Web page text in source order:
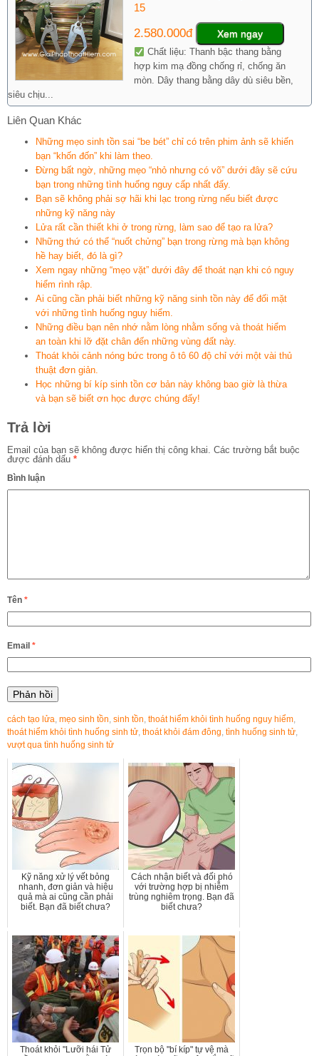
15
2.580.000đ Xem ngay
Chất liệu: Thanh bậc thang bằng
hợp kim mạ đồng chống rỉ, chống ăn
mòn. Dây thang bằng dây dù siêu bền,
siêu chịu...
Liên Quan Khác
Những mẹo sinh tồn sai “be bét” chỉ có trên phim ảnh sẽ khiến
bạn “khốn đốn” khi làm theo.
Đừng bất ngờ, những mẹo “nhỏ nhưng có võ” dưới đây sẽ cứu
bạn trong những tình huống nguy cấp nhất đấy.
Bạn sẽ không phải sợ hãi khi lạc trong rừng nếu biết được
những kỹ năng này
Lửa rất cần thiết khi ở trong rừng, làm sao để tạo ra lửa?
Những thứ có thể “nuốt chửng” bạn trong rừng mà bạn không
hề hay biết, đó là gì?
Xem ngay những “mẹo vặt” dưới đây để thoát nạn khi có nguy
hiểm rình rập.
Ai cũng cần phải biết những kỹ năng sinh tồn này để đối mặt
với những tình huống nguy hiểm.
Những điều bạn nên nhớ nằm lòng nhằm sống và thoát hiểm
an toàn khi lỡ đặt chân đến những vùng đất này.
Thoát khỏi cảnh nóng bức trong ô tô 60 độ chỉ với một vài thủ
thuật đơn giản.
Học những bí kíp sinh tồn cơ bản này không bao giờ là thừa
và bạn sẽ biết ơn học được chúng đấy!
Trả lời
Email của bạn sẽ không được hiển thị công khai. Các trường bắt buộc
được đánh dấu *
Bình luận
Tên *
Email *
cách tạo lửa, mẹo sinh tồn, sinh tồn, thoát hiểm khỏi tình huống nguy hiểm,
thoát hiểm khỏi tình huống sinh tử, thoát khỏi đám đông, tình huống sinh tử,
vượt qua tình huống sinh tử
Kỹ năng xử lý vết bỏng
nhanh, đơn giản và hiệu
quả mà ai cũng cần phải
biết. Bạn đã biết chưa?
Cách nhận biết và đối phó
với trường hợp bị nhiễm
trùng nghiêm trọng. Bạn đã
biết chưa?
Thoát khỏi "Lưỡi hái Tử
Trọn bộ "bí kíp" tự vệ mà